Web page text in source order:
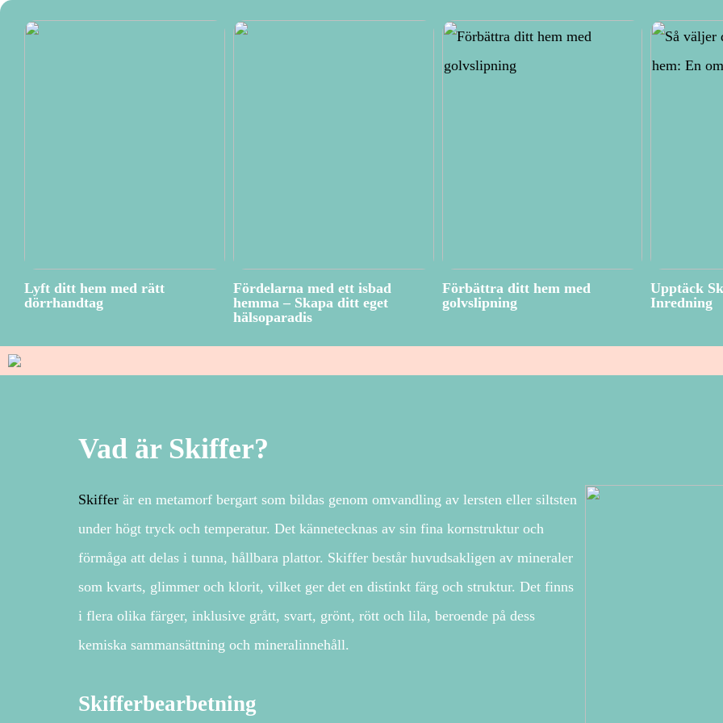
Lyft ditt hem med rätt
dörrhandtag
Fördelarna med ett isbad
hemma – Skapa ditt eget
hälsoparadis
Förbättra ditt hem med
golvslipning
Upptäck
Inredning
Vad är Skiffer?
Skiffer är en metamorf bergart som bildas genom omvandling av lersten eller siltsten
under högt tryck och temperatur. Det kännetecknas av sin fina kornstruktur och
förmåga att delas i tunna, hållbara plattor. Skiffer består huvudsakligen av mineraler
som kvarts, glimmer och klorit, vilket ger det en distinkt färg och struktur. Det finns
i flera olika färger, inklusive grått, svart, grönt, rött och lila, beroende på dess
kemiska sammansättning och mineralinnehåll.
Skifferbearbetning